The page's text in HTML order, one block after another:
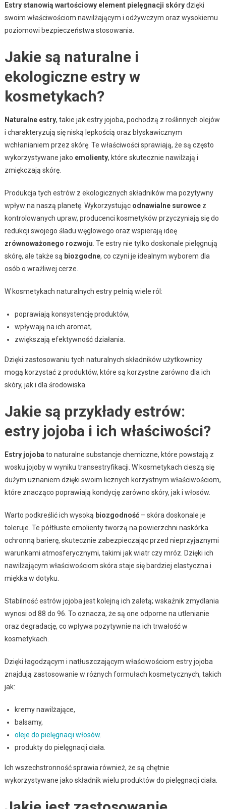
Estry stanowią wartościowy element pielęgnacji skórydzięki
swoim właściwościom nawilżającym i odżywczym oraz wysokiemu
poziomowi bezpieczeństwa stosowania.
Jakie są naturalne i
ekologiczne estry w
kosmetykach?
Naturalne estry, takie jak estry jojoba, pochodzą z roślinnych olejów
i charakteryzują się niską lepkością oraz błyskawicznym
wchłanianiem przez skórę. Te właściwości sprawiają, że są często
wykorzystywane jako emolienty, które skutecznie nawilżają i
zmiękczają skórę.
Produkcja tych estrów z ekologicznych składników ma pozytywny
wpływ na naszą planetę. Wykorzystując odnawialne surowcez
kontrolowanych upraw, producenci kosmetyków przyczyniają się do
redukcji swojego śladu węglowego oraz wspierają ideę
zrównoważonego rozwoju . Te estry nie tylko doskonale pielęgnują
skórę, ale także są biozgodne, co czyni je idealnym wyborem dla
osób o wrażliwej cerze.
W kosmetykach naturalnych estry pełnią wiele ról:
poprawiają konsystencję produktów,
wpływają na ich aromat,
zwiększają efektywność działania.
Dzięki zastosowaniu tych naturalnych składników użytkownicy
mogą korzystać z produktów, które są korzystne zarówno dla ich
skóry, jak i dla środowiska.
Jakie są przykłady estrów:
estry jojoba i ich właściwości?
Estry jojoba to naturalne substancje chemiczne, które powstają z
wosku jojoby w wyniku transestryfikacji. W kosmetykach cieszą się
dużym uznaniem dzięki swoim licznych korzystnym właściwościom,
które znacząco poprawiają kondycję zarówno skóry, jak i włosów.
Warto podkreślić ich wysoką biozgodność– skóra doskonale je
toleruje. Te półtłuste emolienty tworzą na powierzchni naskórka
ochronną barierę, skutecznie zabezpieczając przed nieprzyjaznymi
warunkami atmosferycznymi, takimi jak wiatr czy mróz. Dzięki ich
nawilżającym właściwościom skóra staje się bardziej elastyczna i
miękka w dotyku.
Stabilność estrów jojoba jest kolejną ich zaletą; wskaźnik zmydlania
wynosi od 88 do 96. To oznacza, że są one odporne na utlenianie
oraz degradację, co wpływa pozytywnie na ich trwałość w
kosmetykach.
Dzięki łagodzącym i natłuszczającym właściwościom estry jojoba
znajdują zastosowanie w różnych formułach kosmetycznych, takich
jak:
kremy nawilżające,
balsamy,
oleje do pielęgnacji włosów.
produkty do pielęgnacji ciała.
Ich wszechstronność sprawia również, że są chętnie
wykorzystywane jako składnik wielu produktów do pielęgnacji ciała.